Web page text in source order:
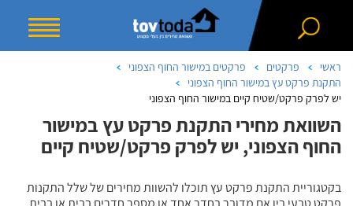
ראשי פרקטים
פרקטים במישור החוף הצפוני
התקנת פרקט עץ במישור החוף הצפוני
יש לפרק פרקט/שטיח קיים במישור החוף הצפוני
השוואת מחירי התקנת פרקט עץ במישור
החוף הצפוני, יש לפרק פרקט/שטיח קיים
בקטגוריית התקנת פרקט עץ תוכלו להשוות מחירים של שלל התקנות